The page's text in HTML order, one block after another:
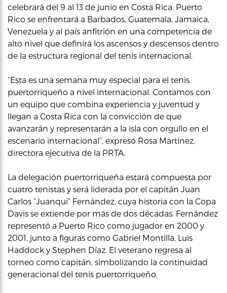
celebrará del 9 al 13 de junio en Costa Rica. Puerto
Rico se enfrentará a Barbados, Guatemala, Jamaica,
Venezuela y al país anfitrión en una competencia de
alto nivel que definirá los ascensos y descensos dentro
de la estructura regional del tenis internacional.
“Esta es una semana muy especial para el tenis
puertorriqueño a nivel internacional. Contamos con
un equipo que combina experiencia y juventud y
llegan a Costa Rica con la convicción de que
avanzarán y representarán a la isla con orgullo en el
escenario internacional”, expresó Rosa Martínez,
directora ejecutiva de la PRTA.
La delegación puertorriqueña estará compuesta por
cuatro tenistas y será liderada por el capitán Juan
Carlos “Juanqui” Fernández, cuya historia con la Copa
Davis se extiende por más de dos décadas. Fernández
representó a Puerto Rico como jugador en 2000 y
2001, junto a figuras como Gabriel Montilla, Luis
Haddock y Stephen Díaz. El veterano regresa al
torneo como capitán, simbolizando la continuidad
generacional del tenis puertorriqueño.